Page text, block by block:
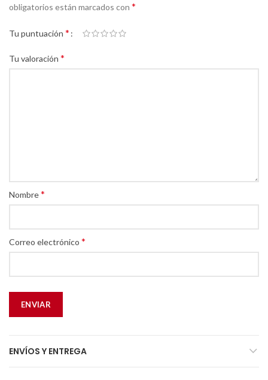
obligatorios están marcados con *
Tu puntuación *
Tu valoración *
Nombre*
Correo electrónico *
ENVÍOS Y ENTREGA